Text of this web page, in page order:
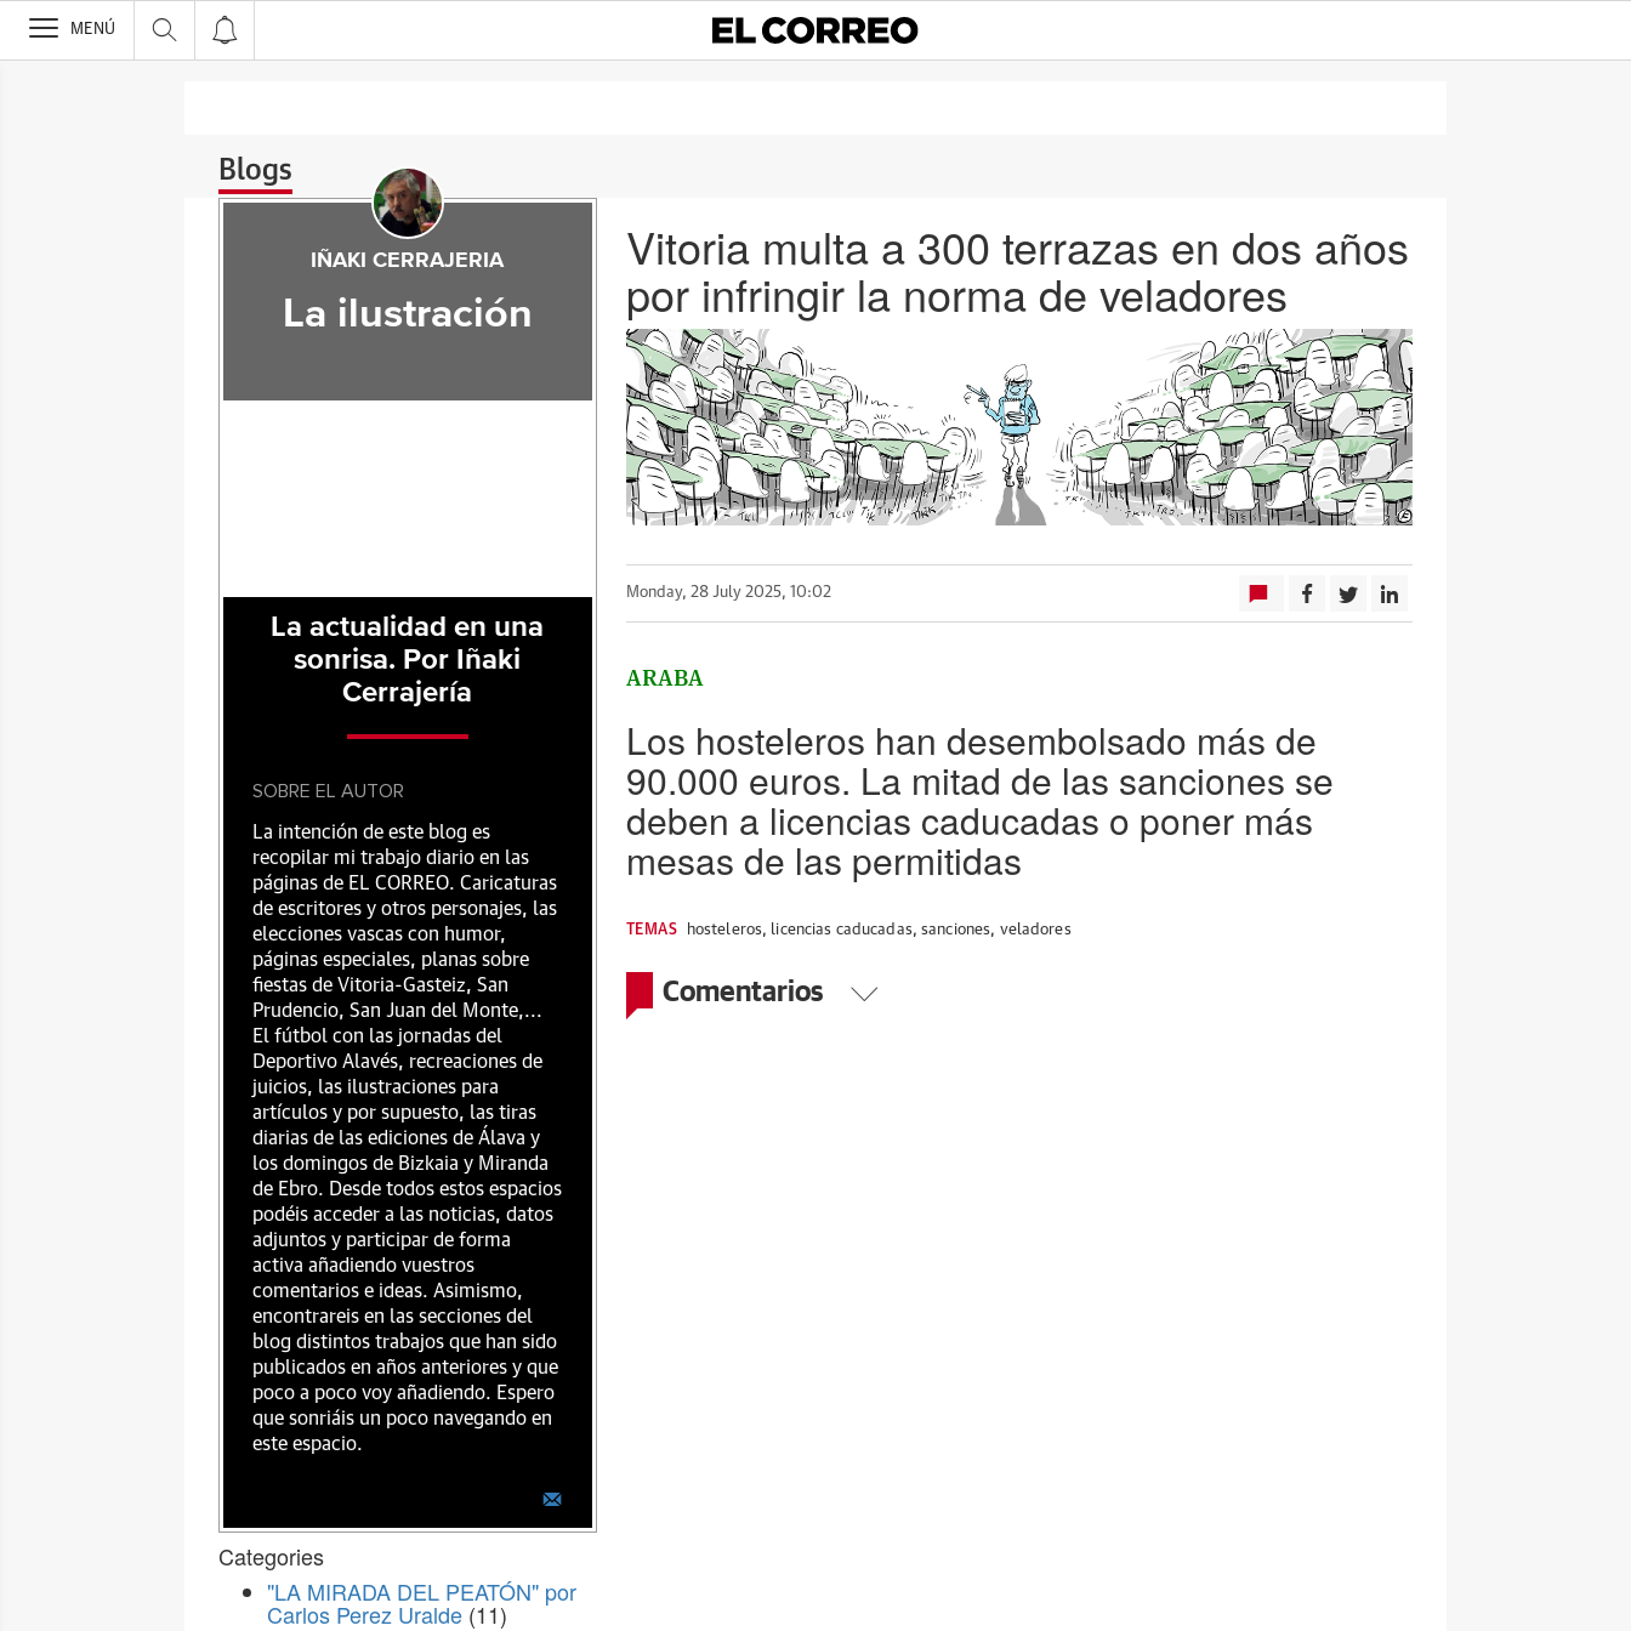
>
MENÚ
Blogs
Vitoria multa a 300 terrazas en dos años
por infringir la norma de veladores
Monday, 28 July 2025, 10:02
ARABA
Los hosteleros han desembolsado más de
90.000 euros. La mitad de las sanciones se
deben a licencias caducadas o poner más
mesas de las permitidas
TEMAS hosteleros, licencias caducadas,sanciones, veladores
Comentarios
IÑAKI CERRAJERIA
La ilustración
La actualidad en una
sonrisa. Por Iñaki
Cerrajería
SOBRE EL AUTOR
La intención de este blog es
recopilar mi trabajo diario en las
páginas de EL CORREO. Caricaturas
de escritores y otros personajes, las
elecciones vascas con humor,
páginas especiales, planas sobre
fiestas de Vitoria-Gasteiz, San
Prudencio, San Juan del Monte,...
El fútbol con las jornadas del
Deportivo Alavés, recreaciones de
juicios, las ilustraciones para
artículos y por supuesto, las tiras
diarias de las ediciones de Álava y
los domingos de Bizkaia y Miranda
de Ebro. Desde todos estos espacios
podéis acceder a las noticias, datos
adjuntos y participar de forma
activa añadiendo vuestros
comentarios e ideas. Asimismo,
encontrareis en las secciones del
blog distintos trabajos que han sido
publicados en años anteriores y que
poco a poco voy añadiendo. Espero
que sonriáis un poco navegando en
este espacio.
Categories
"LA MIRADA DEL PEATÓN" por
Carlos Perez Uralde (11)